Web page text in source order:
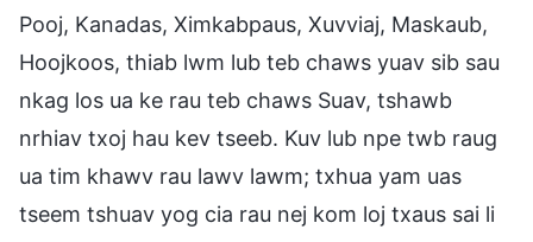
Pooj, Kanadas, Ximkabpaus, Xuvviaj, Maskaub,
Hoojkoos, thiab lwm lub teb chaws yuav sib sau
nkag los ua ke rau teb chaws Suav, tshawb
nrhiav txoj hau kev tseeb. Kuv lub npe twb raug
ua tim khawv rau lawv lawm; txhua yam uas
tseem tshuav yog cia rau nej kom loj txaus sai li